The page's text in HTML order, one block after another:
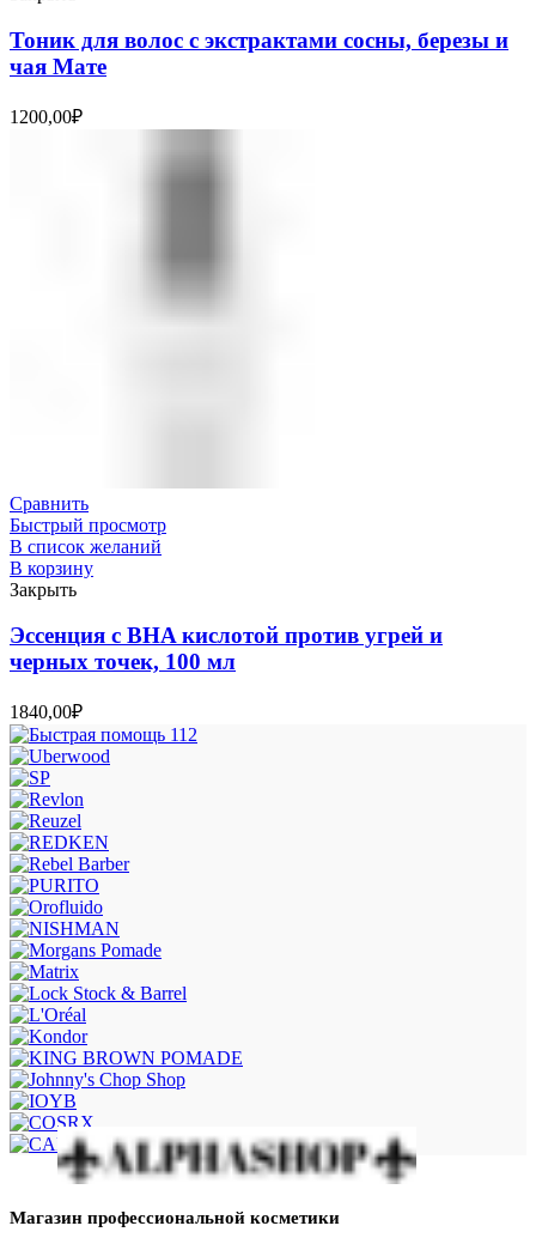
Тоник для волос с экстрактами сосны, березы и
чая Мате
1200,00₽
Сравнить
Быстрый просмотр
В список желаний
В корзину
Закрыть
Эссенция с BHA кислотой против угрей и
черных точек, 100 мл
1840,00₽
Магазин профессиональной косметики